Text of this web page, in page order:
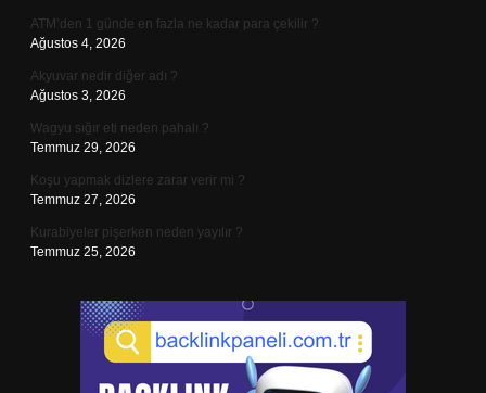
ATM’den 1 günde en fazla ne kadar para çekilir ?
Ağustos 4, 2026
Akyuvar nedir diğer adı ?
Ağustos 3, 2026
Wagyu sığır eti neden pahalı ?
Temmuz 29, 2026
Koşu yapmak dizlere zarar verir mi ?
Temmuz 27, 2026
Kurabiyeler pişerken neden yayılır ?
Temmuz 25, 2026